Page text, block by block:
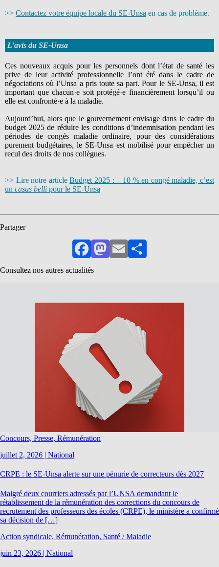
>> Contactez votre équipe locale du SE-Unsa en cas de problème.
L'avis du SE-Unsa
Ces nouveaux acquis pour les personnels dont l’état de santé les
prive de leur activité professionnelle l’ont été dans le cadre de
négociations où l’Unsa a pris toute sa part. Pour le SE-Unsa, il est
important que chacun·e soit protégé·e financièrement lorsqu’il ou
elle est confronté·e à la maladie.
Aujourd’hui, alors que le gouvernement envisage dans le cadre du
budget 2025 de réduire les conditions d’indemnisation pendant les
périodes de congés maladie ordinaire, pour des considérations
purement budgétaires, le SE-Unsa est mobilisé pour empêcher un
recul des droits de nos collègues.
>> Lire notre articleBudget 2025 : – 10 % en congé maladie, c’est
un casus belli pour le SE-Unsa
Partager
FacebookMastodon
EmailPartager
Consultez nos autres actualités
Concours, Presse, Rémunération
juillet 2, 2026 | National
CRPE : le SE-Unsa alerte sur une pénurie de correcteurs dès 2027
Malgré deux courriers adressés par l’UNSA demandant le
rétablissement de la rémunération des corrections du concours de
recrutement des professeurs des écoles (CRPE), le ministère a confirmé
sa décision de […]
Action syndicale, Rémunération, Santé / Maladie
juin 23, 2026 | National